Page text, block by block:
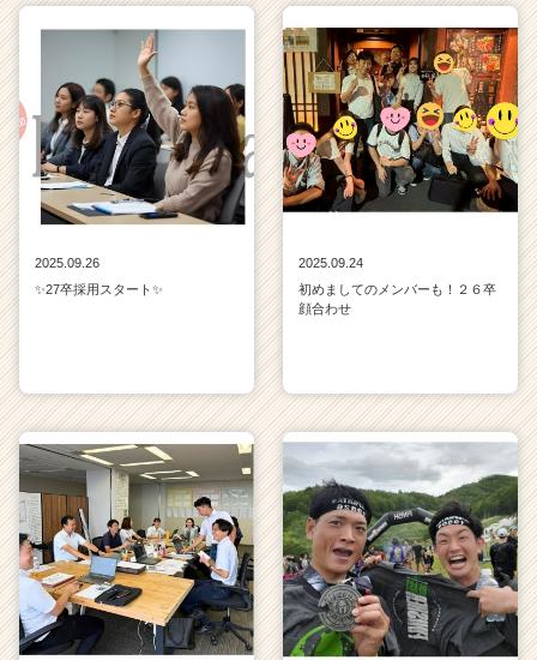
リ
h
e
e
r
C
a
2025.09.26
✨27卒採用スタート✨
2025.09.24
初めましてのメンバーも！２６卒
顔合わせ